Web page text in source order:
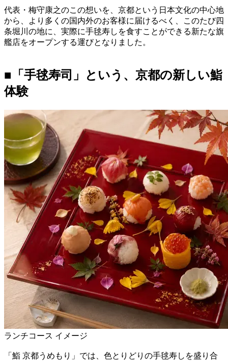
代表・梅守康之のこの想いを、京都という日本文化の中心地
から、より多くの国内外のお客様に届けるべく、このたび四
条堀川の地に、実際に手毬寿しを食すことができる新たな旗
艦店をオープンする運びとなりました。
■「手毬寿司」という、京都の新しい鮨
体験
ランチコース イメージ
「鮨 京都うめもり」では、色とりどりの手毬寿しを盛り合